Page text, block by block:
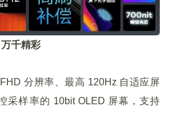
千精彩
分辨率、最高 120Hz 自适应屏
采样率的 10bit OLED 屏幕，支持